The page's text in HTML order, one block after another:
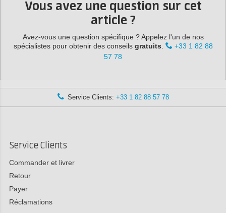
Vous avez une question sur cet
article ?
Avez-vous une question spécifique ? Appelez l'un de nos
spécialistes pour obtenir des conseils gratuits
+33 1 82 88
57 78
Service Clients: +33 1 82 88 57 78
Service Clients
Commander et livrer
Retour
Payer
Réclamations